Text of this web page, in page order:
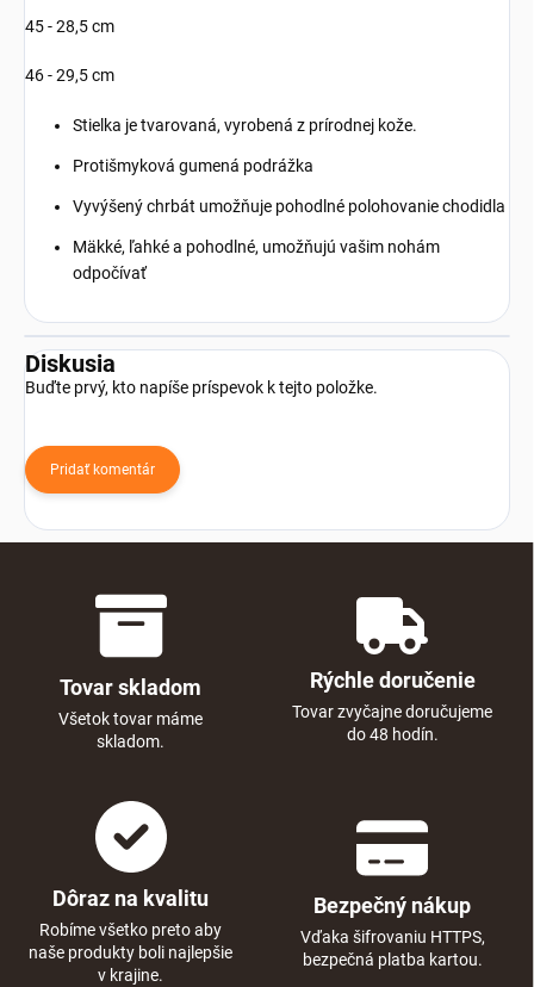
45 - 28,5 cm
46 - 29,5 cm
Stielka je tvarovaná, vyrobená z prírodnej kože.
Protišmyková gumená podrážka
Vyvýšený chrbát umožňuje pohodlné polohovanie chodidla
Mäkké, ľahké a pohodlné, umožňujú vašim nohám
odpočívať
Diskusia
Buďte prvý, kto napíše príspevok k tejto položke.
Pridať komentár
Tovar skladom
Všetok tovar máme
skladom.
Rýchle doručenie
Tovar zvyčajne doručujeme
do 48 hodín.
Dôraz na kvalitu
Robíme všetko preto aby
naše produkty boli najlepšie
v krajine.
Bezpečný nákup
Vďaka šifrovaniu HTTPS,
bezpečná platba kartou.